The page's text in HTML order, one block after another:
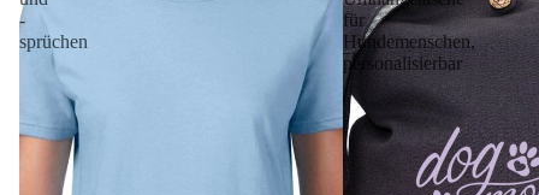
-
sprüchen
für
Hundemenschen,
personalisierbar